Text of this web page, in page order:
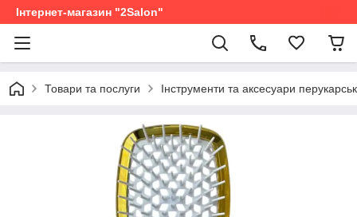
Інтернет-магазин "2Salon"
Товари та послуги Інструменти та аксесуари